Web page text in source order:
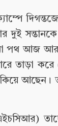
দুই
পথ আজ আর
তাড়া
আছেন।